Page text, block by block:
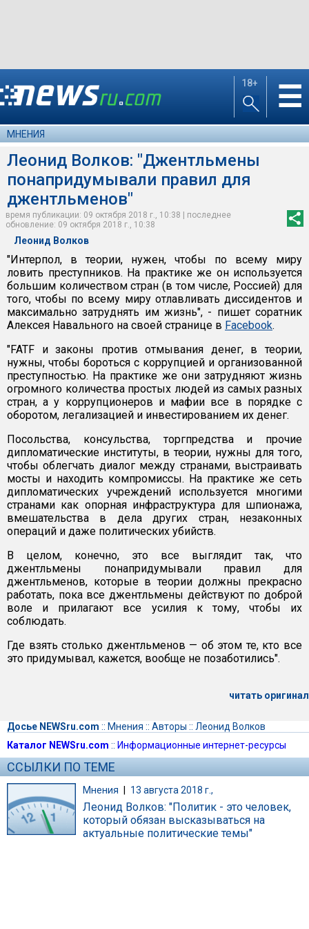
18+ ☰
МНЕНИЯ
Леонид Волков: "Джентльмены
понапридумывали правил для
джентльменов"
время публикации: 09 октября 2018 г., 10:38 | последнее
обновление: 09 октября 2018 г., 10:38
Леонид Волков
"Интерпол, в теории, нужен, чтобы по всему миру
ловить преступников. На практике же он используется
большим количеством стран (в том числе, Россией) для
того, чтобы по всему миру отлавливать диссидентов и
максимально затруднять им жизнь", - пишет соратник
Алексея Навального на своей странице в Facebook.
"FATF и законы против отмывания денег, в теории,
нужны, чтобы бороться с коррупцией и организованной
преступностью. На практике же они затрудняют жизнь
огромного количества простых людей из самых разных
стран, а у коррупционеров и мафии все в порядке с
оборотом, легализацией и инвестированием их денег.
Посольства, консульства, торгпредства и прочие
дипломатические институты, в теории, нужны для того,
чтобы облегчать диалог между странами, выстраивать
мосты и находить компромиссы. На практике же сеть
дипломатических учреждений используется многими
странами как опорная инфраструктура для шпионажа,
вмешательства в дела других стран, незаконных
операций и даже политических убийств.
В целом, конечно, это все выглядит так, что
джентльмены понапридумывали правил для
джентльменов, которые в теории должны прекрасно
работать, пока все джентльмены действуют по доброй
воле и прилагают все усилия к тому, чтобы их
соблюдать.
Где взять столько джентльменов — об этом те, кто все
это придумывал, кажется, вообще не позаботились".
читать оригинал
Досье NEWSru.com :: Мнения :: Авторы :: Леонид Волков
Каталог NEWSru.com :: Информационные интернет-ресурсы
ССЫЛКИ ПО ТЕМЕ
Мнения 13 августа 2018 г.,
Леонид Волков: "Политик - это человек,
который обязан высказываться на
актуальные политические темы"